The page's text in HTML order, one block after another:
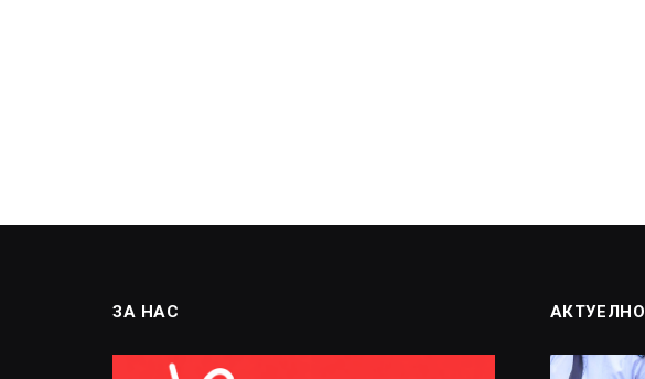
ЗА НАС АКТУЕЛНО